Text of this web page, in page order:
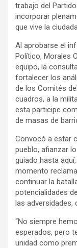
trabajo del
incorporar
que vive la
Al aprobarse el
Político, Morales
equipo, la
fortalecer los
de los Comités
cuadros, a la
esta participe
de masas de
Convocó a estar
pueblo, afianzar
guiado hasta
momento
continuar la
potencialidades
las adversidades,
“No siempre
esperados, pero
unidad como